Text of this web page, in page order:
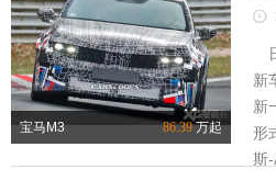
宝马M3 86.39万起
新
新
形
斯-